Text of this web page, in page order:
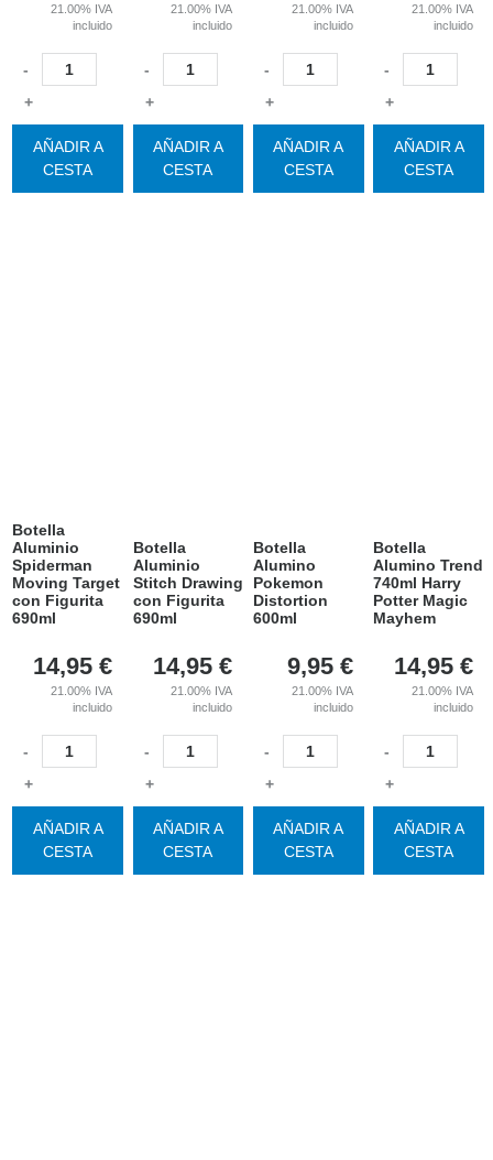
21.00% IVA
incluido
-
+
AÑADIR A
CESTA
21.00% IVA
incluido
-
+
AÑADIR A
CESTA
21.00% IVA
incluido
-
+
AÑADIR A
CESTA
21.00% IVA
incluido
-
+
AÑADIR A
CESTA
Botella
Aluminio
Spiderman
Moving Target
con Figurita
690ml
14,95 €
21.00% IVA
incluido
-
+
AÑADIR A
CESTA
Botella
Aluminio
Stitch Drawing
con Figurita
690ml
14,95 €
21.00% IVA
incluido
-
+
AÑADIR A
CESTA
Botella
Alumino
Pokemon
Distortion
600ml
9,95 €
21.00% IVA
incluido
-
+
AÑADIR A
CESTA
Botella
Alumino Trend
740ml Harry
Potter Magic
Mayhem
14,95 €
21.00% IVA
incluido
-
+
AÑADIR A
CESTA